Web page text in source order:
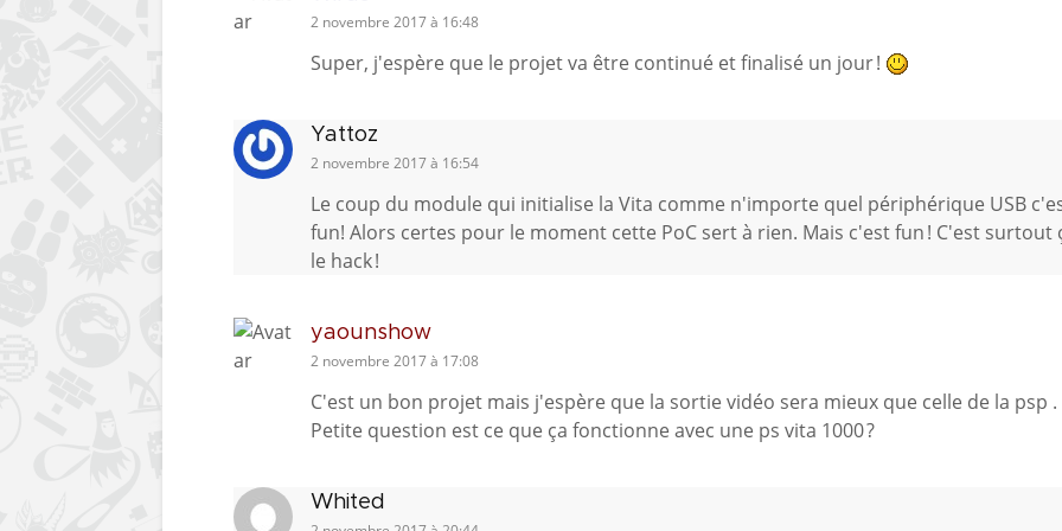
2 novembre 2017 à 16:48
Super, j'espère que le projet va être continué et finalisé un jour !
Yattoz
2 novembre 2017 à 16:54
Le coup du module qui initialise la Vita comme n'importe quel périphérique USB
fun! Alors certes pour le moment cette PoC sert à rien. Mais c'est fun ! C'est surtout
le hack !
yaounshow
2 novembre 2017 à 17:08
C'est un bon projet mais j'espère que la sortie vidéo sera mieux que celle de la psp .
Petite question est ce que ça fonctionne avec une ps vita 1000 ?
Whited